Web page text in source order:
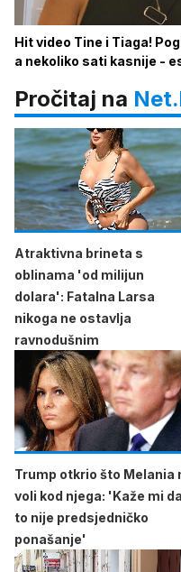
Hit video Tine i Tiaga!
a nekoliko sati kasnije -
Pročitaj na
Atraktivna brineta s
oblinama 'od milijun
dolara': Fatalna Larsa
nikoga ne ostavlja
ravnodušnim
Trump otkrio što Melania
voli kod njega: 'Kaže mi da
to nije predsjedničko
ponašanje'